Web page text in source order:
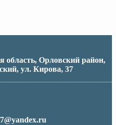
область, Орловский район,
ул. Кирова, 37